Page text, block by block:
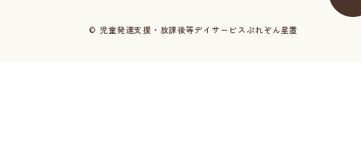
© 児童発達支援・放課後等デイサービスぷれぞん星置